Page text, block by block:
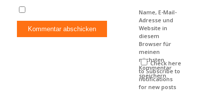
Name, E-Mail-
Adresse und
Website in
diesem
Browser für
meinen
nächsten
Kommentar
speichern.
Check here
to Subscribe to
notifications
for new posts